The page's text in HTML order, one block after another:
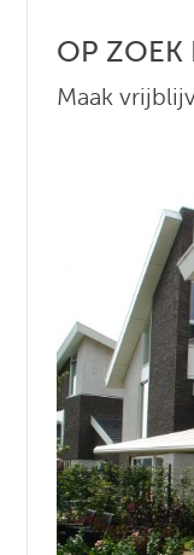
OP ZOEK
Maak